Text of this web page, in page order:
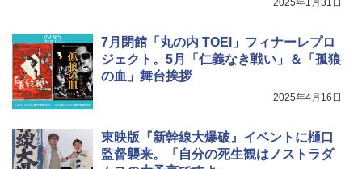
7月閉館「丸の内 TOEI」フィナーレプロ
ジェクト。5月「仁義なき戦い」＆「孤狼
の血」舞台挨拶
2025年4月16日
東映版『新幹線大爆破』イベントに樋口
監督襲来。「自分の死生観はノストラダ